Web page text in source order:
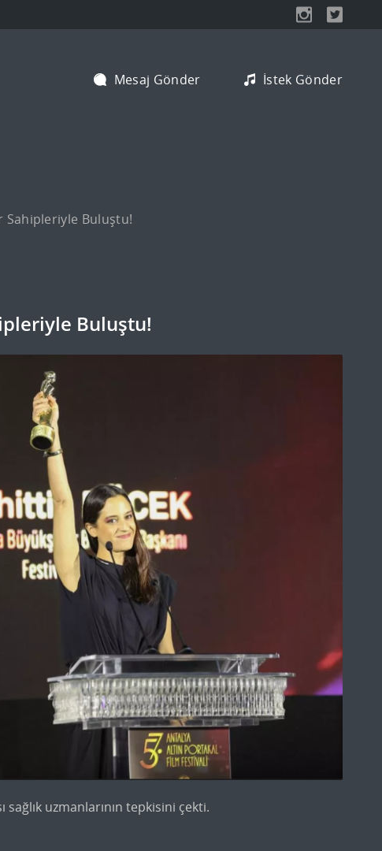
Mesaj Gönder İstek Gönder
Sahipleriyle Buluştu!
Buluştu!
sağlık uzmanlarının tepkisini çekti.